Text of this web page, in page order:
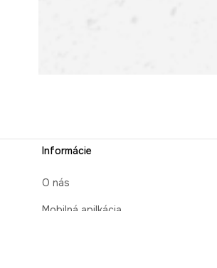
Informácie
O nás
Mobilná apilkácia